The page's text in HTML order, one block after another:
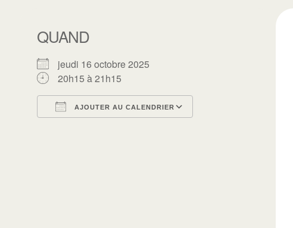
QUAND
jeudi 16 octobre 2025
20h15 à 21h15
AJOUTER AU CALENDRIER